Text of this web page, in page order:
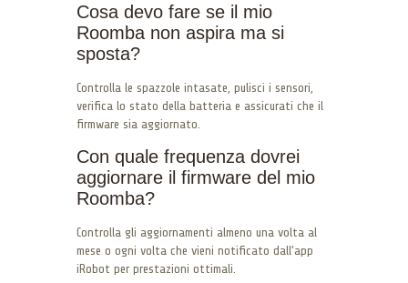
Cosa devo fare se il mio
Roomba non aspira ma si
sposta?
Controlla le spazzole intasate, pulisci i sensori,
verifica lo stato della batteria e assicurati che il
firmware sia aggiornato.
Con quale frequenza dovrei
aggiornare il firmware del mio
Roomba?
Controlla gli aggiornamenti almeno una volta al
mese o ogni volta che vieni notificato dall’app
iRobot per prestazioni ottimali.